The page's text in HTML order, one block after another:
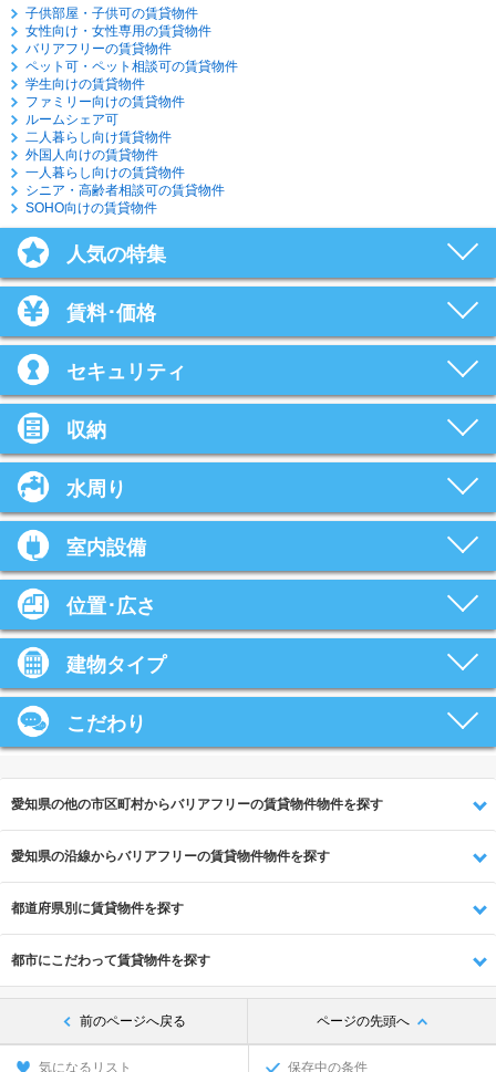
子供部屋・子供可の賃貸物件
女性向け・女性専用の賃貸物件
バリアフリーの賃貸物件
ペット可・ペット相談可の賃貸物件
学生向けの賃貸物件
ファミリー向けの賃貸物件
ルームシェア可
二人暮らし向け賃貸物件
外国人向けの賃貸物件
一人暮らし向けの賃貸物件
シニア・高齢者相談可の賃貸物件
SOHO向けの賃貸物件
人気の特集
賃料･価格
セキュリティ
収納
水周り
室内設備
位置･広さ
建物タイプ
こだわり
愛知県の他の市区町村からバリアフリーの賃貸物件物件を探す
愛知県の沿線からバリアフリーの賃貸物件物件を探す
都道府県別に賃貸物件を探す
都市にこだわって賃貸物件を探す
前のページへ戻る ページの先頭へ
気になるリスト 保存中の条件